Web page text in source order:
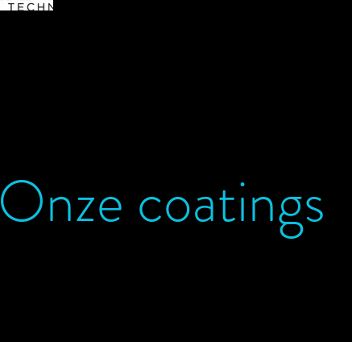
Onze coatings